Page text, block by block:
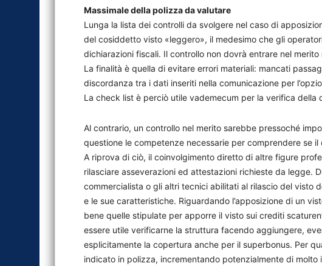
Massimale della polizza da valutare
Lunga la lista dei controlli da svolgere nel caso di
del cosiddetto visto «leggero», il medesimo che gli
dichiarazioni fiscali. Il controllo non dovrà entrare nel
La finalità è quella di evitare errori materiali: mancati
discordanza tra i dati inseriti nella comunicazione per
La check list è perciò utile vademecum per la verifica della
Al contrario, un controllo nel merito sarebbe pressoché
questione le competenze necessarie per comprendere se
A riprova di ciò, il coinvolgimento diretto di altre figure
rilasciare asseverazioni ed attestazioni richieste da legge.
commercialista o gli altri tecnici abilitati al rilascio del visto
e le sue caratteristiche. Riguardando l’apposizione di un
bene quelle stipulate per apporre il visto sui crediti
essere utile verificarne la struttura facendo aggiungere,
esplicitamente la copertura anche per il superbonus. Per
indicato in polizza, incrementando potenzialmente di